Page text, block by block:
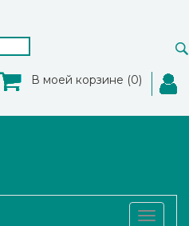
В моей корзине (0)
Toggle